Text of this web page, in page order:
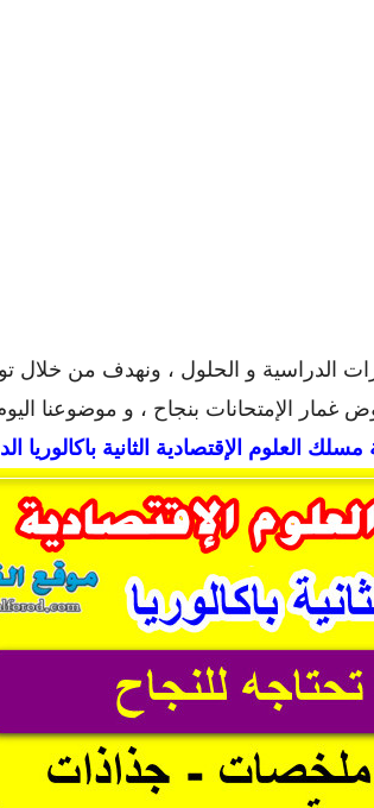
الدراسية و الحلول ، ونهدف من خلال
غمار الإمتحانات بنجاح ، و موضوعنا
العلوم الإقتصادية الثانية باكالوريا